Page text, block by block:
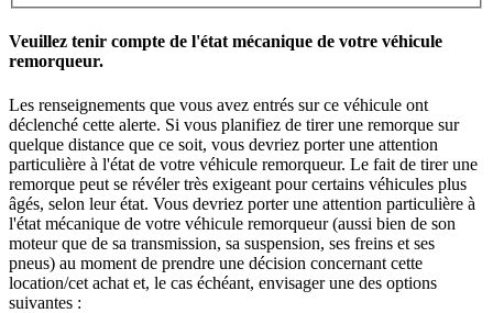
Veuillez tenir compte de l'état mécanique de votre véhicule
remorqueur.
Les renseignements que vous avez entrés sur ce véhicule ont
déclenché cette alerte. Si vous planifiez de tirer une remorque sur
quelque distance que ce soit, vous devriez porter une attention
particulière à l'état de votre véhicule remorqueur. Le fait de tirer une
remorque peut se révéler très exigeant pour certains véhicules plus
âgés, selon leur état. Vous devriez porter une attention particulière à
l'état mécanique de votre véhicule remorqueur (aussi bien de son
moteur que de sa transmission, sa suspension, ses freins et ses
pneus) au moment de prendre une décision concernant cette
location/cet achat et, le cas échéant, envisager une des options
suivantes :